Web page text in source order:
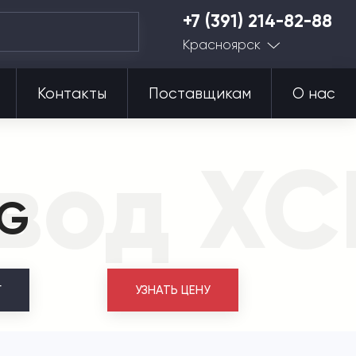
+7 (391) 214-82-88
Красноярск
Контакты Поставщикам О нас
УЗНАТЬ ЦЕНУ